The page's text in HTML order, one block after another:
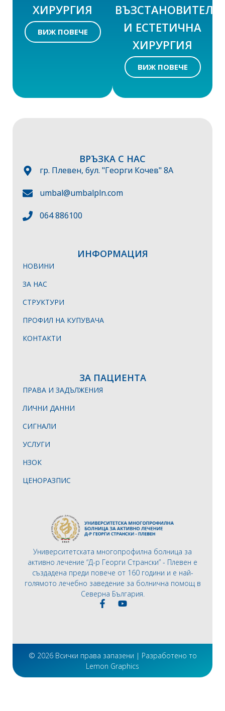
ХИРУРГИЯ
ВИЖ ПОВЕЧЕ
И ЕСТЕТИЧНА
ХИРУРГИЯ
ВИЖ ПОВЕЧЕ
Университетската многопрофилна болница за
активно лечение “Д-р Георги Странски” - Плевен е
създадена преди повече от 160 години и е най-
голямото лечебно заведение за болнична помощ в
Северна България.
ИНФОРМАЦИЯ
НОВИНИ
ЗА НАС
СТРУКТУРИ
ПРОФИЛ НА КУПУВАЧА
КОНТАКТИ
ЗА ПАЦИЕНТА
ПРАВА И ЗАДЪЛЖЕНИЯ
ЛИЧНИ ДАННИ
СИГНАЛИ
УСЛУГИ
НЗОК
ЦЕНОРАЗПИС
ВРЪЗКА С НАС
гр. Плевен, бул. "Георги Кочев" 8А
umbal@umbalpln.com
064 886100
© 2026 Всички права запазени | Разработено то
Lemon Graphics